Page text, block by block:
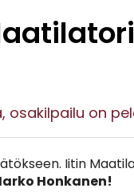
osakilpailu on
Iitin
Honkanen!